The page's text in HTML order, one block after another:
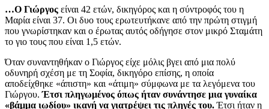
…Ο Γιώργος είναι 42 ετών, δικηγόρος και η σύντροφός του η
Μαρία είναι 37. Οι δυο τους ερωτευτήκανε από την πρώτη στιγμή
που γνωρίστηκαν και ο έρωτας αυτός οδήγησε στον μικρό Σταμάτη
το γιο τους που είναι 1,5 ετών.
Όταν συναντηθήκαν ο Γιώργος είχε μόλις βγει από μια πολύ
οδυνηρή σχέση με τη Σοφία, δικηγόρο επίσης, η οποία
αποδείχθηκε «άπιστη» και «άτιμη» σύμφωνα με τα λεγόμενα του
Γιώργου.Έτσι πληγωμένος όπως ήταν συνάντησε μια γυναίκα
«βάμμα ιωδίου» ικανή να γιατρέψει τις πληγές του.Έτσι ήταν η